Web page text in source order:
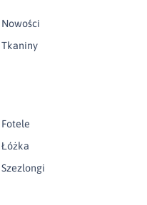
Nowości
Tkaniny
Fotele
Łóżka
Szezlongi